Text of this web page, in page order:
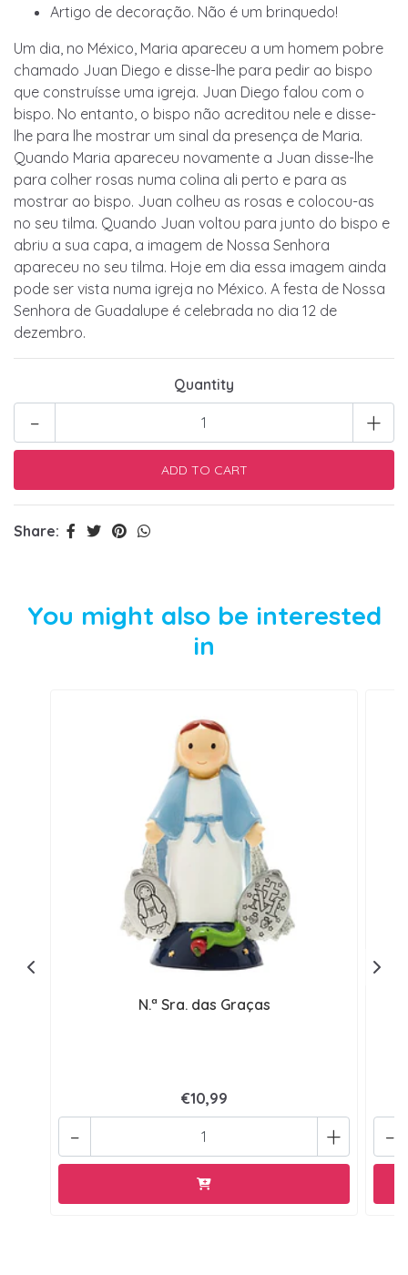
Artigo de decoração. Não é um brinquedo!
Um dia, no México, Maria apareceu a um homem pobre
chamado Juan Diego e disse-lhe para pedir ao bispo
que construísse uma igreja. Juan Diego falou com o
bispo. No entanto, o bispo não acreditou nele e disse-
lhe para lhe mostrar um sinal da presença de Maria.
Quando Maria apareceu novamente a Juan disse-lhe
para colher rosas numa colina ali perto e para as
mostrar ao bispo. Juan colheu as rosas e colocou-as
no seu tilma. Quando Juan voltou para junto do bispo e
abriu a sua capa, a imagem de Nossa Senhora
apareceu no seu tilma. Hoje em dia essa imagem ainda
pode ser vista numa igreja no México. A festa de Nossa
Senhora de Guadalupe é celebrada no dia 12 de
dezembro.
Quantity
+
-
Share:
You might also be interested
in
N.ª Sra. das Graças
€10,99
+
- -